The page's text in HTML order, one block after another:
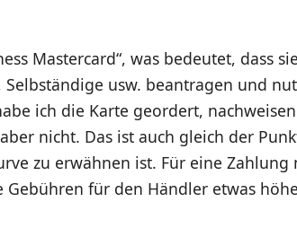
Mastercard“, was bedeutet, dass
Selbständige usw. beantragen und
ich die Karte geordert,
nicht. Das ist auch gleich der
zu erwähnen ist. Für eine Zahlung
Gebühren für den Händler etwas